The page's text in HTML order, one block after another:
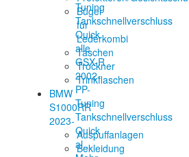
Bügel
für
Lederkombi
Taschen
Trockner
Trinkflaschen
BMW
S1000RR
2023-
Auspuffanlagen
Bekleidung
PP-
Tuning
Tankschnellverschluss
Quick
al...